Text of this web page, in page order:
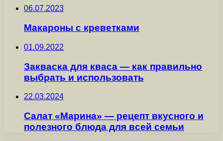
06.07.2023
Макароны с креветками
01.09.2022
Закваска для кваса — как правильно
выбрать и использовать
22.03.2024
Салат «Марина» — рецепт вкусного и
полезного блюда для всей семьи